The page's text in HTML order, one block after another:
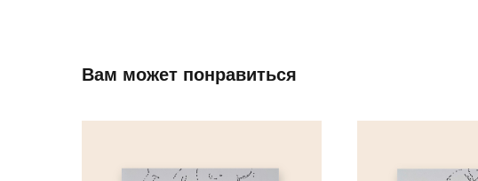
Вам может понравиться